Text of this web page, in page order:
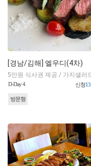
[경남/김해] 엘우디(4차)
D-Day 4 신청13
방문형